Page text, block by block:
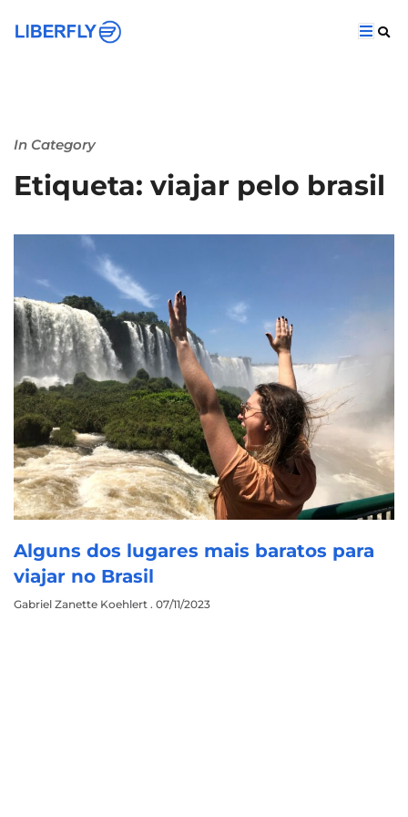
In Category
Etiqueta: viajar pelo brasil
Alguns dos lugares mais baratos para
viajar no Brasil
Gabriel Zanette Koehlert 07/11/2023